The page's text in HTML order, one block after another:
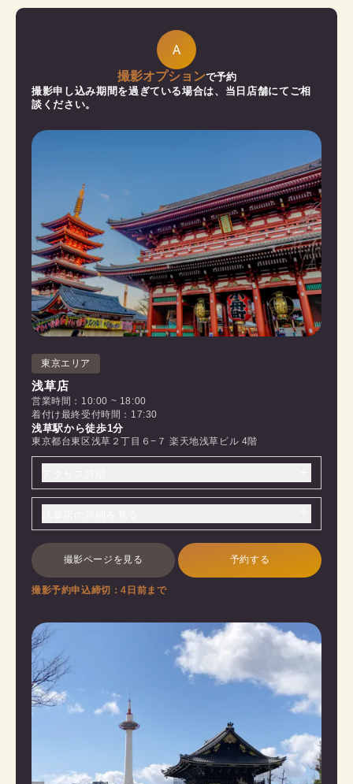
A
撮影オプションで予約
撮影申し込み期間を過ぎている場合は、当日店舗にてご相
談ください。
東京エリア
浅草店
営業時間：10:00 ~ 18:00
着付け最終受付時間：17:30
浅草駅から徒歩1分
東京都台東区浅草２丁目６−７ 楽天地浅草ビル 4階
撮影ページを見る 予約する
撮影予約申込締切：4日前まで